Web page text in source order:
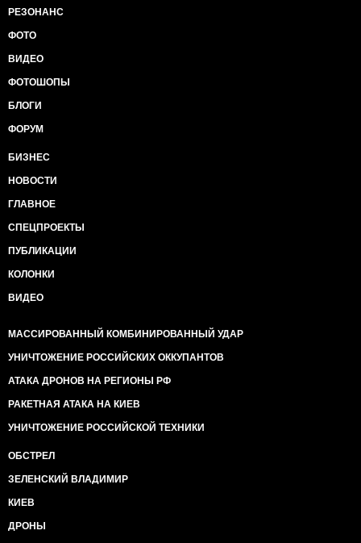
РЕЗОНАНС
ФОТО
ВИДЕО
ФОТОШОПЫ
БЛОГИ
ФОРУМ
БИЗНЕС
НОВОСТИ
ГЛАВНОЕ
СПЕЦПРОЕКТЫ
ПУБЛИКАЦИИ
КОЛОНКИ
ВИДЕО
МАССИРОВАННЫЙ КОМБИНИРОВАННЫЙ УДАР
УНИЧТОЖЕНИЕ РОССИЙСКИХ ОККУПАНТОВ
АТАКА ДРОНОВ НА РЕГИОНЫ РФ
РАКЕТНАЯ АТАКА НА КИЕВ
УНИЧТОЖЕНИЕ РОССИЙСКОЙ ТЕХНИКИ
ОБСТРЕЛ
ЗЕЛЕНСКИЙ ВЛАДИМИР
КИЕВ
ДРОНЫ